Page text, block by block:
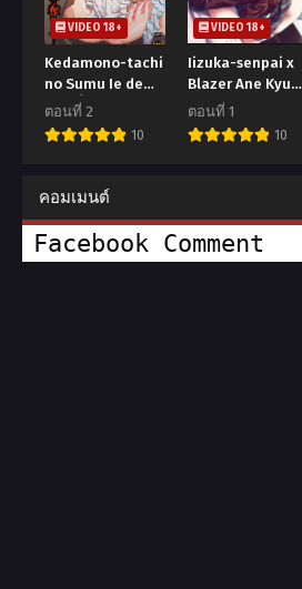
VIDEO 18+
Kedamono-tachi
no Sumu Ie de
ตอนที่1-2 ซับไทย
(จบ)
ตอนที่ 2
10
VIDEO 18+
Iizuka-senpai x
Blazer Ane Kyun!
yori The
Animation ตอน
ที่1 ซับไทย (จบ)
ตอนที่ 1
10
คอมเมนต์
Facebook Comment